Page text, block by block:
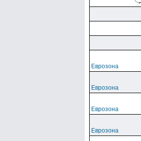
Еврозона
Еврозона
Еврозона
Еврозона